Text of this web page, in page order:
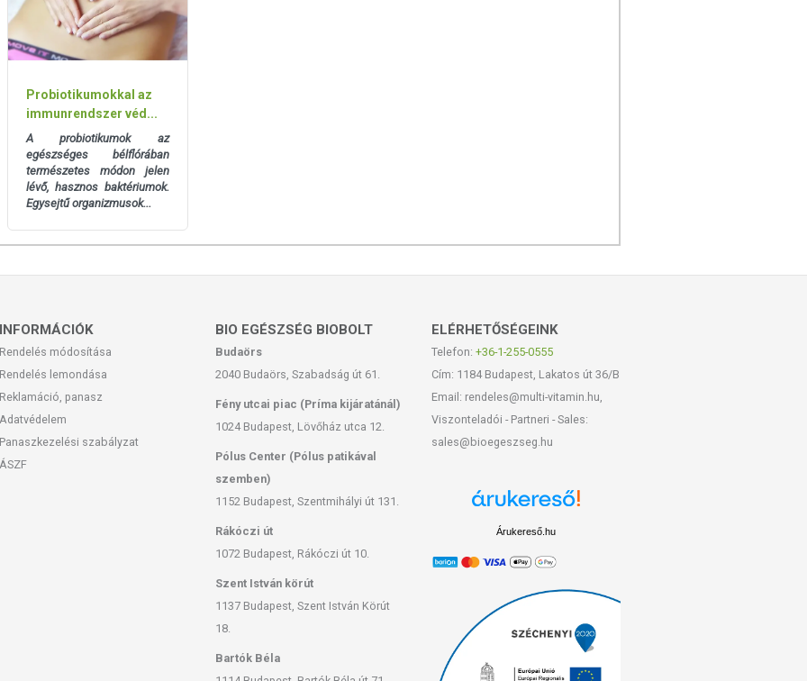
Probiotikumokkal az
immunrendszer véd...
A probiotikumok az
egészséges bélflórában
természetes módon jelen
lévő, hasznos baktériumok.
Egysejtű organizmusok...
INFORMÁCIÓK
Rendelés módosítása
Rendelés lemondása
Reklamáció, panasz
Adatvédelem
Panaszkezelési szabályzat
ÁSZF
BIO EGÉSZSÉG BIOBOLT
Budaörs
2040 Budaörs, Szabadság út 61.
Fény utcai piac (Príma kijáratánál)
1024 Budapest, Lövőház utca 12.
Pólus Center (Pólus patikával
szemben)
1152 Budapest, Szentmihályi út 131.
Rákóczi út
1072 Budapest, Rákóczi út 10.
Szent István körút
1137 Budapest, Szent István Körút
18.
Bartók Béla
ELÉRHETŐSÉGEINK
Telefon: +36-1-255-0555
Cím: 1184 Budapest, Lakatos út 36/B
Email: rendeles@multi-vitamin.hu,
Viszonteladói - Partneri - Sales:
sales@bioegeszseg.hu
Árukereső.hu